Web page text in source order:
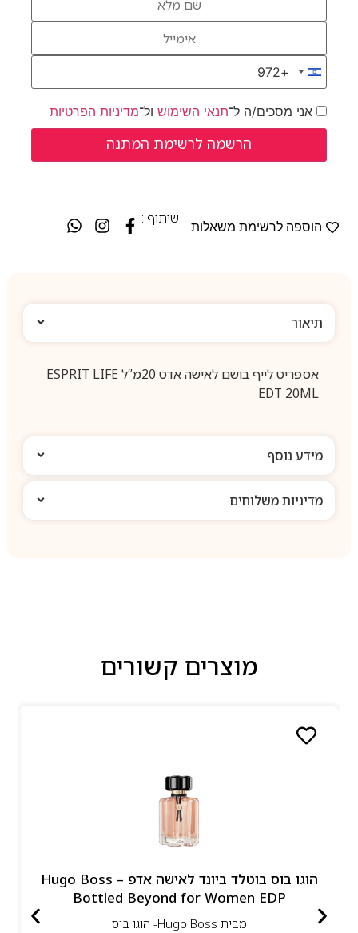
Israel +972
+972
אני מסכים/ה ל־תנאי השימושול־מדיניות הפרטיות
הוספה לרשימת משאלות
שיתוף :
תיאור
אספריט לייף בושם לאישה אדט 20מ”ל ESPRIT LIFE
EDT 20ML
מידע נוסף
מדיניות משלוחים
מוצרים קשורים
הוגו בוס בוטלד ביונד לאישה אדפ – Hugo Boss
Bottled Beyond for Women EDP
מבית Hugo Boss- הוגו בוס